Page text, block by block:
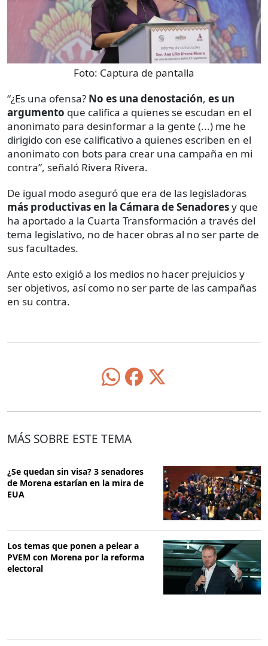
Foto: Captura de pantalla
“¿Es una ofensa? No es una denostación, es un
argumento que califica a quienes se escudan en el
anonimato para desinformar a la gente (...) me he
dirigido con ese calificativo a quienes escriben en el
anonimato con bots para crear una campaña en mi
contra”, señaló Rivera Rivera.
De igual modo aseguró que era de las legisladoras
más productivas en la Cámara de Senadoresy que
ha aportado a la Cuarta Transformación a través del
tema legislativo, no de hacer obras al no ser parte de
sus facultades.
Ante esto exigió a los medios no hacer prejuicios y
ser objetivos, así como no ser parte de las campañas
en su contra.
MÁS SOBRE ESTE TEMA
¿Se quedan sin visa? 3 senadores
de Morena estarían en la mira de
EUA
Los temas que ponen a pelear a
PVEM con Morena por la reforma
electoral